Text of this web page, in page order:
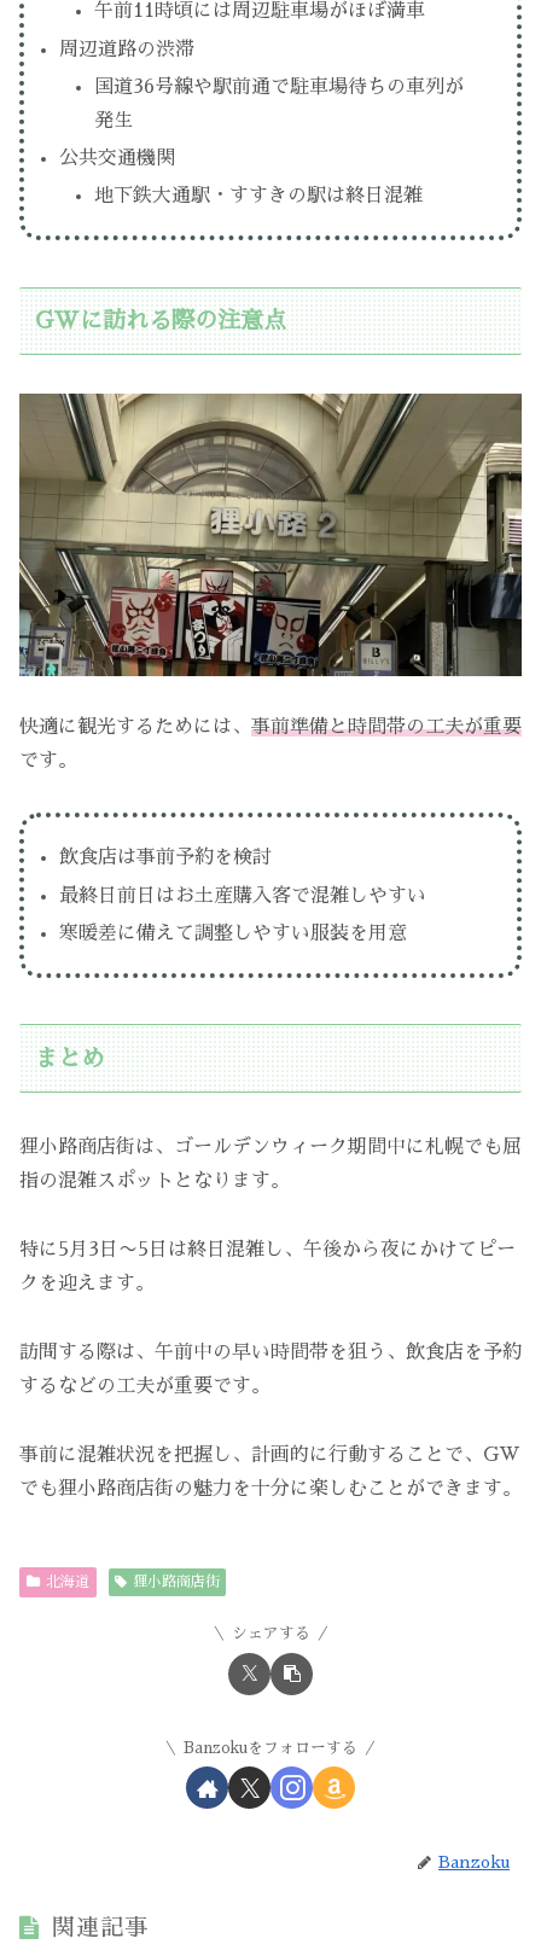
午前11時頃には周辺駐車場がほぼ満車
周辺道路の渋滞
国道36号線や駅前通で駐車場待ちの車列が
発生
公共交通機関
地下鉄大通駅・すすきの駅は終日混雑
GWに訪れる際の注意点
快適に観光するためには、 事前準備と時間帯の工夫が重要
です。
飲食店は事前予約を検討
最終日前日はお土産購入客で混雑しやすい
寒暖差に備えて調整しやすい服装を用意
まとめ
狸小路商店街は、ゴールデンウィーク期間中に札幌でも屈
指の混雑スポットとなります。
特に5月3日〜5日は終日混雑し、午後から夜にかけてピー
クを迎えます。
訪問する際は、午前中の早い時間帯を狙う、飲食店を予約
するなどの工夫が重要です。
事前に混雑状況を把握し、計画的に行動することで、GW
でも狸小路商店街の魅力を十分に楽しむことができます。
北海道 狸小路商店街
シェアする
Banzokuをフォローする
Banzoku
関連記事